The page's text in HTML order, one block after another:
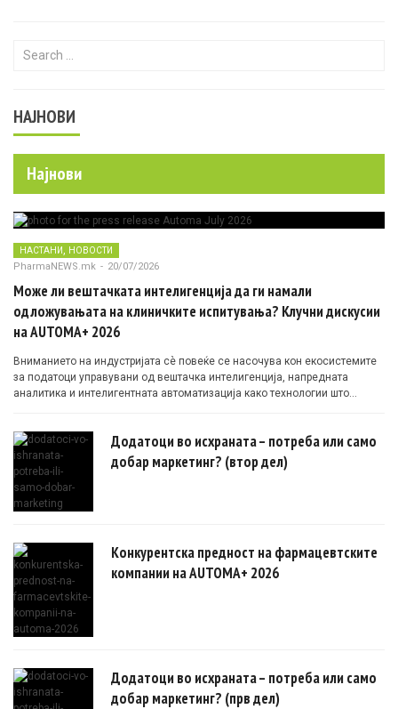
Search for:
НАЈНОВИ
Најнови
НАСТАНИ НОВОСТИ
PharmaNEWS.mk - 20/07/2026
Може ли вештачката интелигенција да ги намали
одложувањата на клиничките испитувања? Клучни дискусии
на AUTOMA+ 2026
Вниманието на индустријата сè повеќе се насочува кон екосистемите
за податоци управувани од вештачка интелигенција, напредната
аналитика и интелигентната автоматизација како технологии што
Додатоци во исхраната – потреба или само
добар маркетинг? (втор дел)
Конкурентска предност на фармацевтските
компании на AUTOMA+ 2026
Додатоци во исхраната – потреба или само
добар маркетинг? (прв дел)